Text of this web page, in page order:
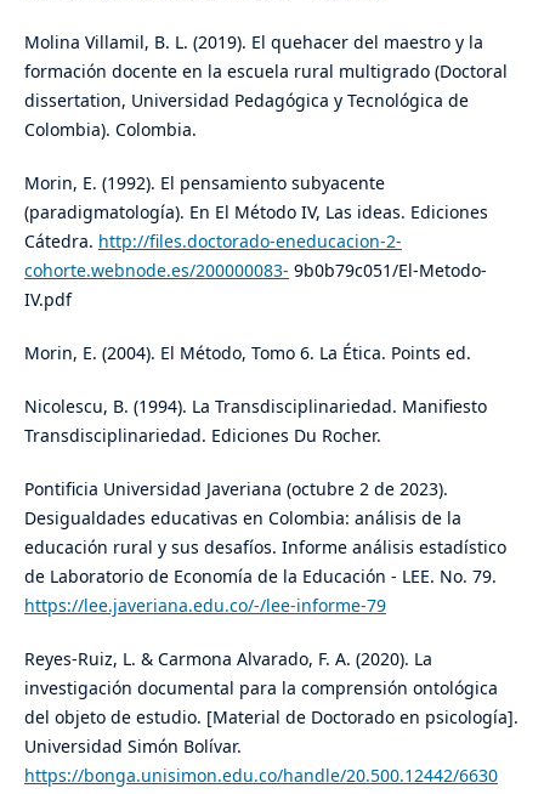
Molina Villamil, B. L. (2019). El quehacer del maestro y la
formación docente en la escuela rural multigrado (Doctoral
dissertation, Universidad Pedagógica y Tecnológica de
Colombia). Colombia.
Morin, E. (1992). El pensamiento subyacente
(paradigmatología). En El Método IV, Las ideas. Ediciones
Cátedra. http://files.doctorado-eneducacion-2-
cohorte.webnode.es/200000083- 9b0b79c051/El-Metodo-
IV.pdf
Morin, E. (2004). El Método, Tomo 6. La Ética. Points ed.
Nicolescu, B. (1994). La Transdisciplinariedad. Manifiesto
Transdisciplinariedad. Ediciones Du Rocher.
Pontificia Universidad Javeriana (octubre 2 de 2023).
Desigualdades educativas en Colombia: análisis de la
educación rural y sus desafíos. Informe análisis estadístico
de Laboratorio de Economía de la Educación - LEE. No. 79.
https://lee.javeriana.edu.co/-/lee-informe-79
Reyes-Ruiz, L. & Carmona Alvarado, F. A. (2020). La
investigación documental para la comprensión ontológica
del objeto de estudio. [Material de Doctorado en psicología].
Universidad Simón Bolívar.
https://bonga.unisimon.edu.co/handle/20.500.12442/6630